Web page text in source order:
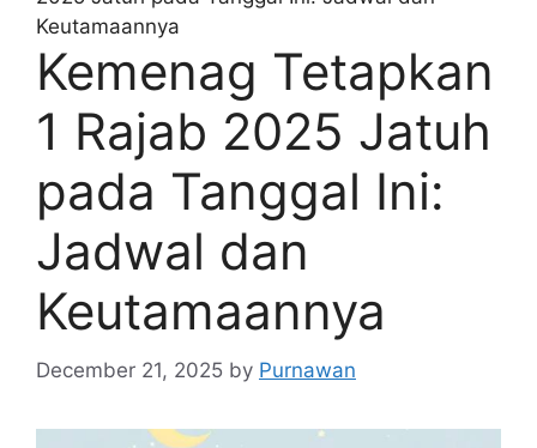
Keutamaannya
Kemenag Tetapkan
1 Rajab 2025 Jatuh
pada Tanggal Ini:
Jadwal dan
Keutamaannya
December 21, 2025 by Purnawan